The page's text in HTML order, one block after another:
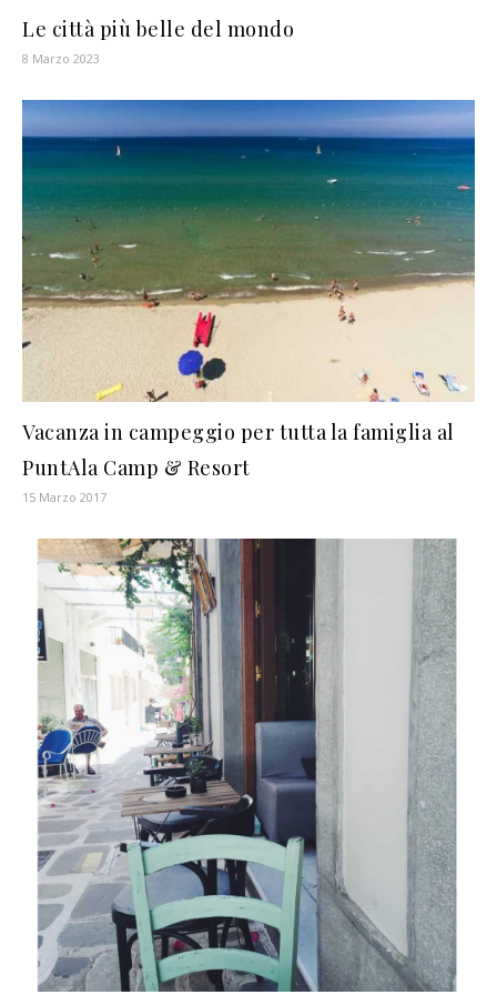
Le città più belle del mondo
8 Marzo 2023
Vacanza in campeggio per tutta la famiglia al
PuntAla Camp & Resort
15 Marzo 2017